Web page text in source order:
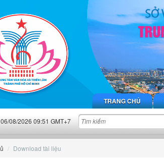
TRANG CHỦ
08/2026 09:51 GMT+7
Download tài liệu